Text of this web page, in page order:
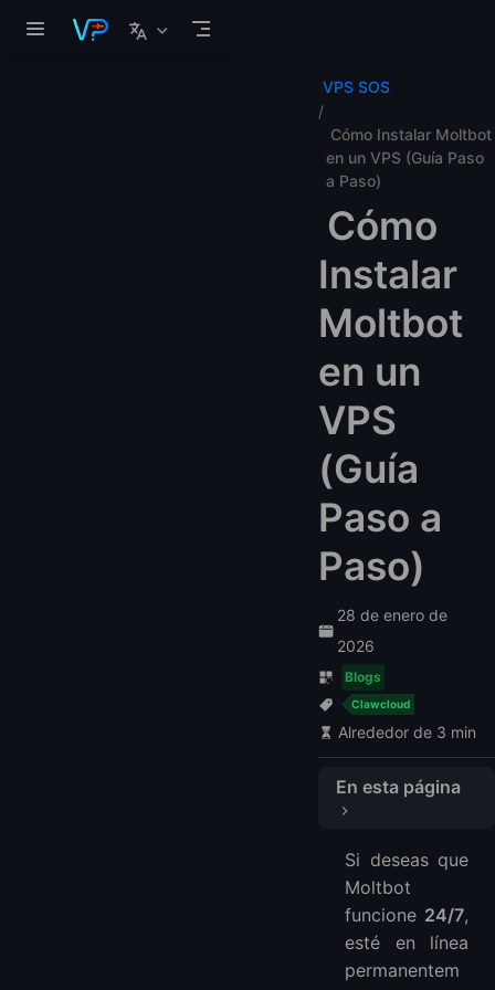
VPS SOS
Cómo Instalar Moltbot
en un VPS (Guía Paso
a Paso)
Cómo
Instalar
Moltbot
en un
VPS
(Guía
Paso a
Paso)
28 de enero de
2026
Blogs
Clawcloud
Alrededor de 3 min
En esta página
En Mac / Linux
Si deseas que
Moltbot
funcione 24/7,
esté en línea
permanentem